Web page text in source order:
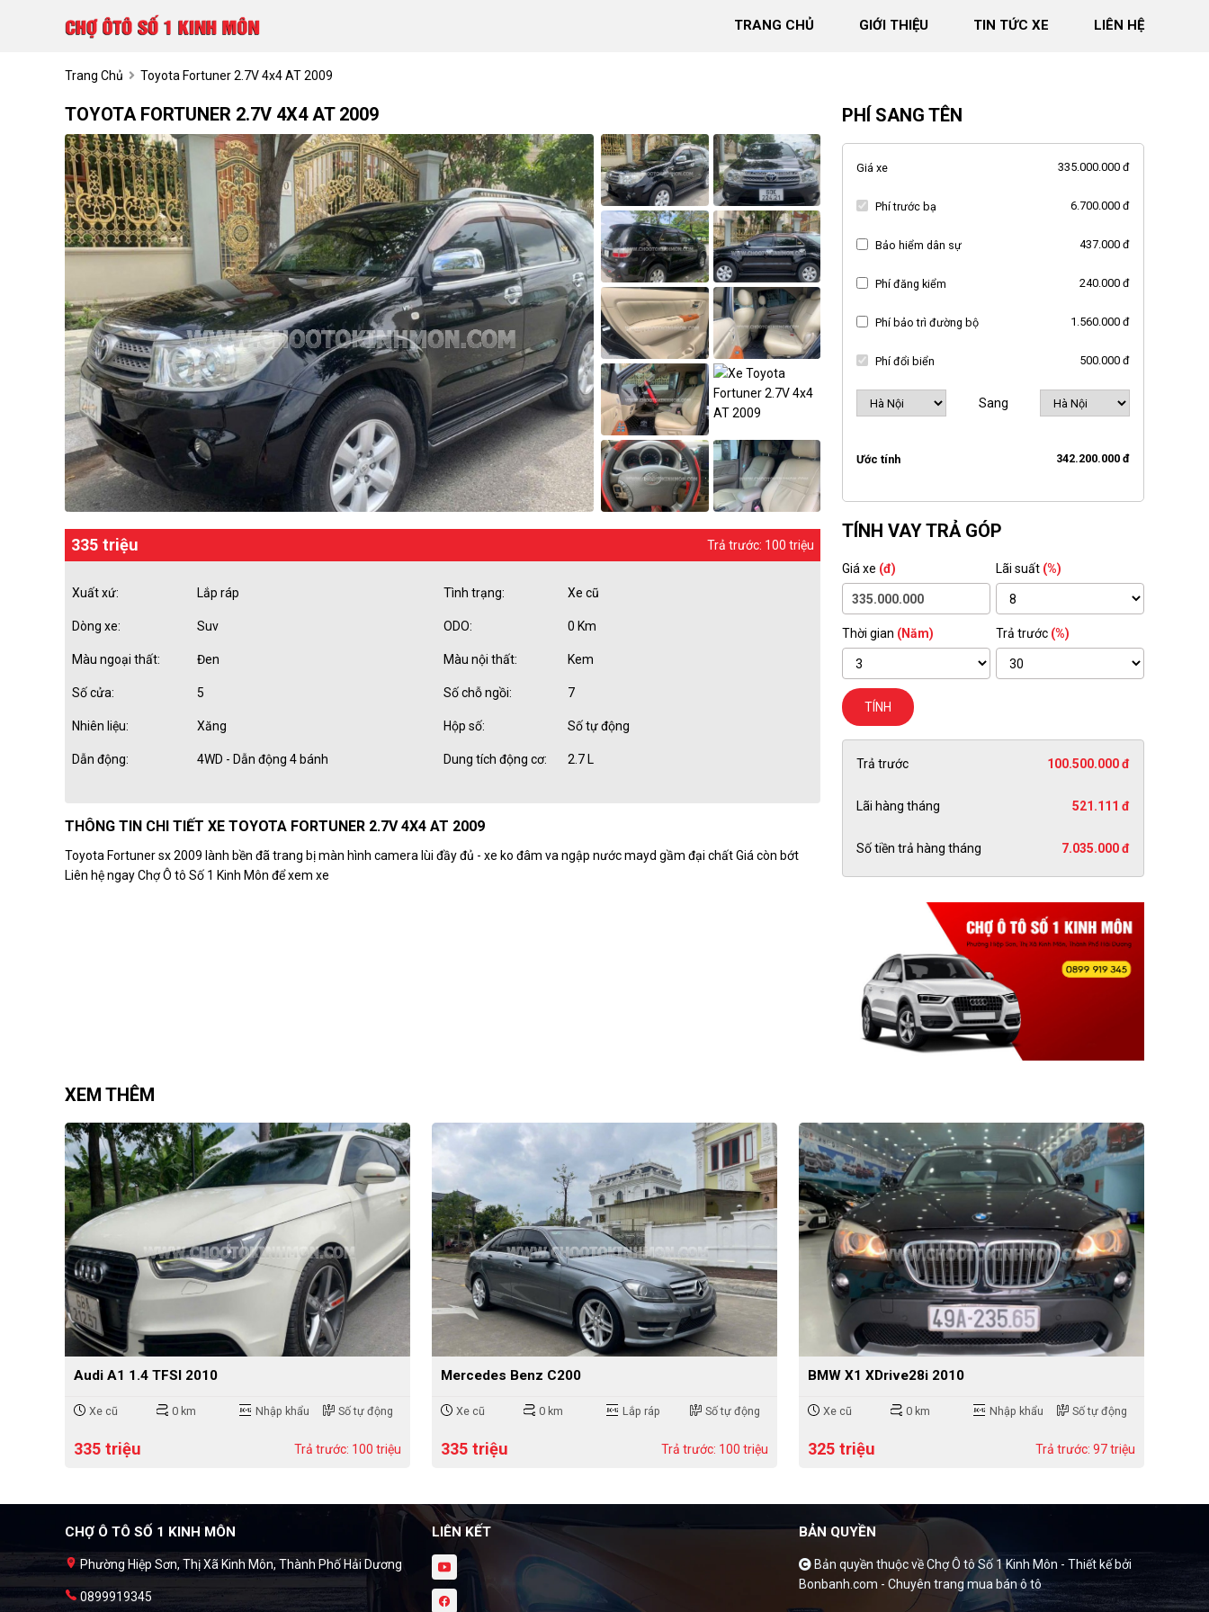
TRANG CHỦ GIỚI THIỆU TIN TỨC XE LIÊN HỆ
Trang Chủ Toyota Fortuner 2.7V 4x4 AT 2009
TOYOTA FORTUNER 2.7V 4X4 AT 2009
335 triệu Trả trước: 100 triệu
Xuất xứ: Lắp ráp Tình trạng: Xe cũ
Dòng xe: Suv ODO: 0 Km
Màu ngoại thất: Đen Màu nội thất: Kem
Số cửa: 5 Số chỗ ngồi: 7
Nhiên liệu: Xăng Hộp số: Số tự động
Dẫn động: 4WD - Dẫn động 4 bánh Dung tích động cơ: 2.7 L
THÔNG TIN CHI TIẾT XE TOYOTA FORTUNER 2.7V 4X4 AT 2009
Toyota Fortuner sx 2009 lành bền đã trang bị màn hình camera lùi đầy đủ - xe ko đâm va ngập nước mayd gầm đại chất Giá còn bớt
Liên hệ ngay Chợ Ô tô Số 1 Kinh Môn để xem xe
PHÍ SANG TÊN
Giá xe 335.000.000 đ
Phí trước bạ 6.700.000 đ
Bảo hiểm dân sự 437.000 đ
Phí đăng kiểm 240.000 đ
Phí bảo trì đường bộ 1.560.000 đ
Phí đổi biển 500.000 đ
Sang
Ước tính 342.200.000 đ
TÍNH VAY TRẢ GÓP
Giá xe (đ) Lãi suất (%)
Thời gian (Năm) Trả trước (%)
TÍNH
Trả trước 100.500.000 đ
Lãi hàng tháng 521.111 đ
Số tiền trả hàng tháng 7.035.000 đ
XEM THÊM
Audi A1 1.4 TFSI 2010
Xe cũ 0 km Nhập khẩu Số tự động
335 triệu Trả trước: 100 triệu
Mercedes Benz C200
Xe cũ 0 km Lắp ráp Số tự động
335 triệu Trả trước: 100 triệu
BMW X1 XDrive28i 2010
Xe cũ 0 km Nhập khẩu Số tự động
325 triệu Trả trước: 97 triệu
CHỢ Ô TÔ SỐ 1 KINH MÔN
Phường Hiệp Sơn, Thị Xã Kinh Môn, Thành Phố Hải Dương
0899919345
LIÊN KẾT BẢN QUYỀN
Bản quyền thuộc về Chợ Ô tô Số 1 Kinh Môn - Thiết kế bởi
Bonbanh.com - Chuyên trang mua bán ô tô